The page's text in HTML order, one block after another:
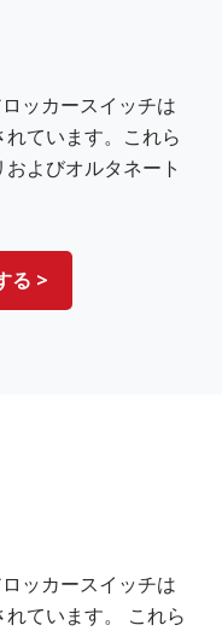
ッカースイッチは
ています。これら
よびオルタネート
る >
ッカースイッチは
ています。 これら